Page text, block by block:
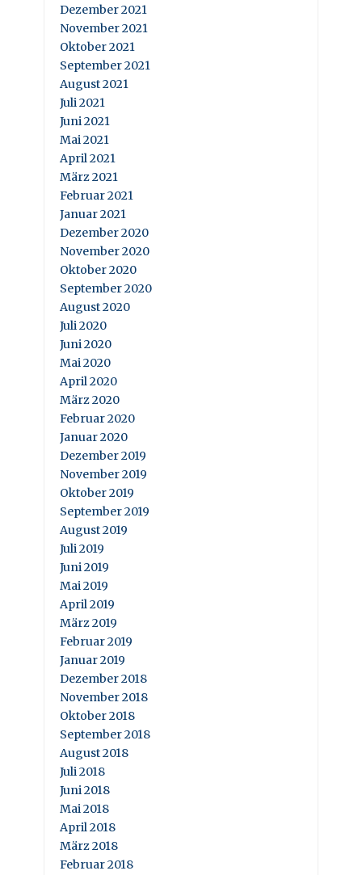
Dezember 2021
November 2021
Oktober 2021
September 2021
August 2021
Juli 2021
Juni 2021
Mai 2021
April 2021
März 2021
Februar 2021
Januar 2021
Dezember 2020
November 2020
Oktober 2020
September 2020
August 2020
Juli 2020
Juni 2020
Mai 2020
April 2020
März 2020
Februar 2020
Januar 2020
Dezember 2019
November 2019
Oktober 2019
September 2019
August 2019
Juli 2019
Juni 2019
Mai 2019
April 2019
März 2019
Februar 2019
Januar 2019
Dezember 2018
November 2018
Oktober 2018
September 2018
August 2018
Juli 2018
Juni 2018
Mai 2018
April 2018
März 2018
Februar 2018